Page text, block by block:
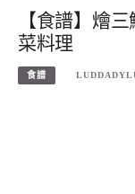
【食譜】燴
菜料理
食譜